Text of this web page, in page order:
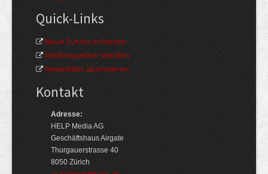
Quick-Links
Neue Events erfassen
Medienpartner werden
Newsletter abonnieren
Kontakt
Adresse:
HELP Media AG
Geschäftshaus Airgate
Thurgauerstrasse 40
8050 Zürich